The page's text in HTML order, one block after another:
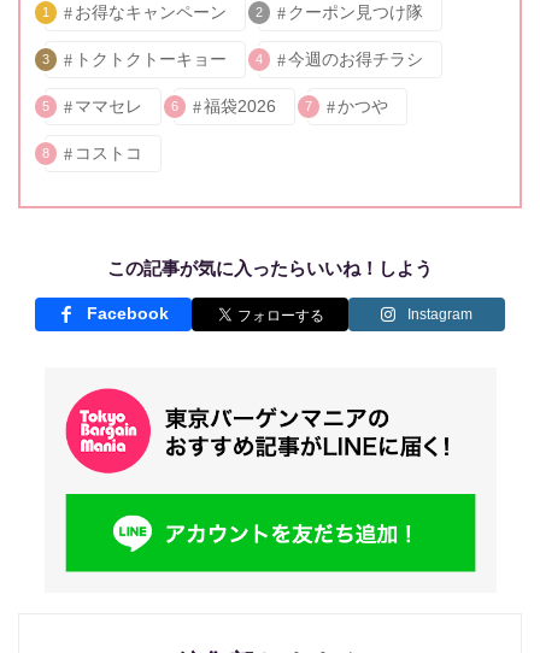
1 お得なキャンペーン 2 クーポン見つけ隊
3 トクトクトーキョー 4 今週のお得チラシ
5 ママセレ 6 福袋2026 7 かつや
8 コストコ
この記事が気に入ったらいいね！しよう
Facebook Instagram